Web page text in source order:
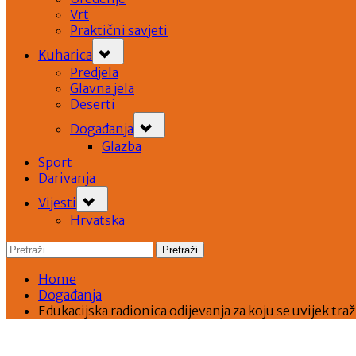
Vrt
Praktični savjeti
Kuharica
sub-
menu
Predjela
Glavna jela
Deserti
Događanja
sub-
menu
Glazba
Sport
Darivanja
Vijesti
sub-
menu
Hrvatska
Pretraži:
Home
Događanja
Edukacijska radionica odijevanja za koju se uvijek